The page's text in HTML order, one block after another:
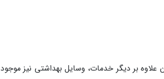
بر دیگر خدمات، وسایل بهداشتی نیز موجود